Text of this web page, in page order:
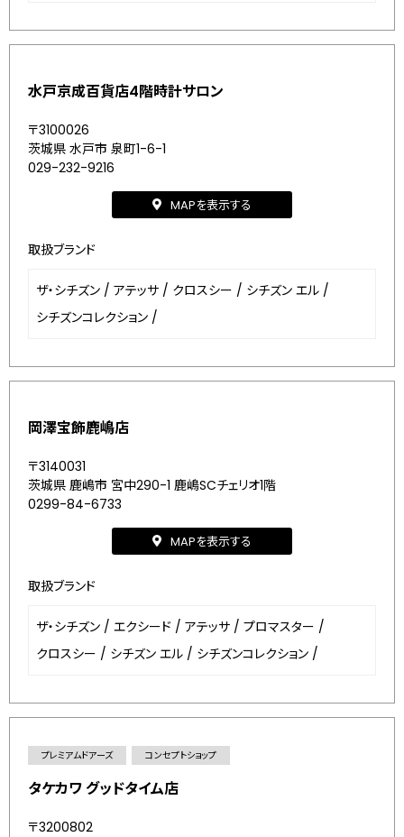
水戸京成百貨店4階時計サロン
〒3100026
茨城県 水戸市 泉町1-6-1
029-232-9216
MAPを表示する
取扱ブランド
ザ・シチズン / アテッサ / クロスシー / シチズン エル /
シチズンコレクション /
岡澤宝飾鹿嶋店
〒3140031
茨城県 鹿嶋市 宮中290-1 鹿嶋SCチェリオ1階
0299-84-6733
MAPを表示する
取扱ブランド
ザ・シチズン / エクシード / アテッサ / プロマスター /
クロスシー / シチズン エル / シチズンコレクション /
プレミアムドアーズ コンセプトショップ
タケカワ グッドタイム店
〒3200802